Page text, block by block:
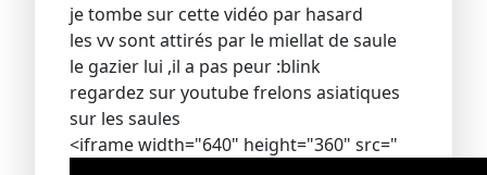
je tombe sur cette vidéo par hasard
les vv sont attirés par le miellat de saule
le gazier lui ,il a pas peur :blink
regardez sur youtube frelons asiatiques
sur les saules
<iframe width="640" height="360" src="